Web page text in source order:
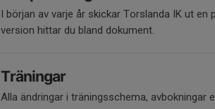
I början av varje år skickar Torslanda IK ut en
version hittar du bland dokument.
Träningar
Alla ändringar i träningsschema, avbokningar